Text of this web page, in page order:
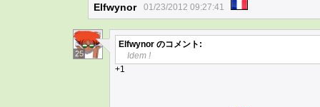
Elfwynor 01/23/2012 09:27:41
25
Elfwynor のコメント:
Idem !
+1